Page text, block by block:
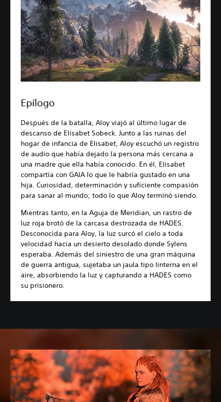
Epílogo
Después de la batalla, Aloy viajó al último lugar de
descanso de Elisabet Sobeck. Junto a las ruinas del
hogar de infancia de Elisabet, Aloy escuchó un registro
de audio que había dejado la persona más cercana a
una madre que ella había conocido. En él, Elisabet
compartía con GAIA lo que le habría gustado en una
hija. Curiosidad, determinación y suficiente compasión
para sanar al mundo; todo lo que Aloy terminó siendo.
Mientras tanto, en la Aguja de Meridian, un rastro de
luz roja brotó de la carcasa destrozada de HADES.
Desconocida para Aloy, la luz surcó el cielo a toda
velocidad hacia un desierto desolado donde Sylens
esperaba. Además del siniestro de una gran máquina
de guerra antigua, sujetaba un jaula tipo linterna en el
aire, absorbiendo la luz y capturando a HADES como
su prisionero.